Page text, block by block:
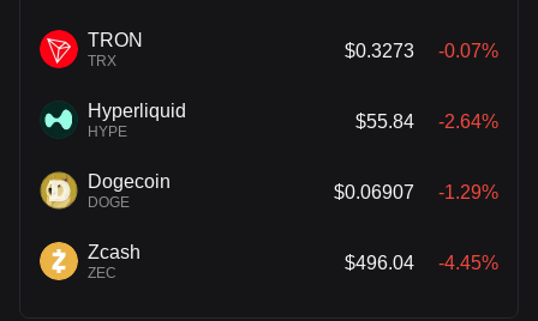
TRON
TRX
$0.3273 -0.07%
Hyperliquid
HYPE
$55.84 -2.64%
Dogecoin
DOGE
$0.06907 -1.29%
Zcash
ZEC
$496.04 -4.45%